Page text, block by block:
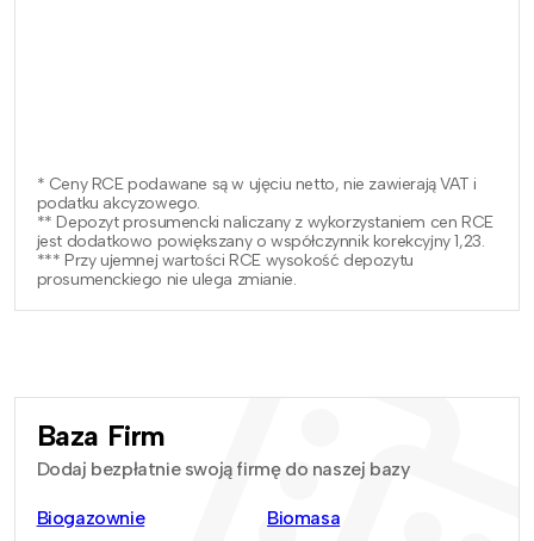
* Ceny RCE podawane są w ujęciu netto, nie zawierają VAT i
podatku akcyzowego.
** Depozyt prosumencki naliczany z wykorzystaniem cen RCE
jest dodatkowo powiększany o współczynnik korekcyjny 1,23.
*** Przy ujemnej wartości RCE wysokość depozytu
prosumenckiego nie ulega zmianie.
Baza Firm
Dodaj bezpłatnie swoją firmę do naszej bazy
Biogazownie
Biomasa